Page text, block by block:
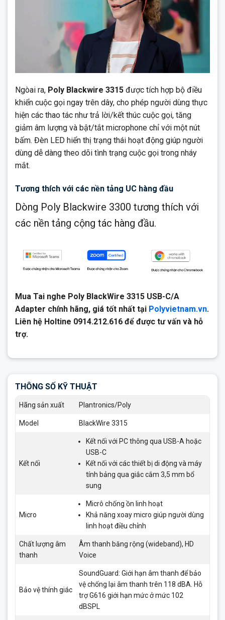
Ngòai ra, Poly Blackwire 3315 được tích hợp bộ điều
khiển cuộc gọi ngay trên dây, cho phép người dùng thực
hiện các thao tác như trả lời/kết thúc cuộc gọi, tăng
giảm âm lượng và bật/tắt microphone chỉ với một nút
bấm. Đèn LED hiển thị trạng thái hoạt động giúp người
dùng dễ dàng theo dõi tình trạng cuộc gọi trong nháy
mắt.
Tương thích với các nền tảng UC hàng đầu
Dòng Poly Blackwire 3300 tương thích với
các nền tảng cộng tác hàng đầu.
Mua Tai nghe Poly BlackWire 3315 USB-C/A
Adapter chính hãng, giá tốt nhất tại Polyvietnam.vn.
Liên hệ Holtine 0914.212.616 để được tư vấn và hỗ
trợ.
THÔNG SỐ KỸ THUẬT
Hãng sản xuất Plantronics/Poly
Model BlackWire 3315
Kết nối
Kết nối với PC thông qua USB-A hoặc
USB-C
Kết nối với các thiết bị di động và máy
tính bảng qua giắc cắm 3,5 mm bổ
sung
Micro
Micrô chống ồn linh hoạt
Khả năng xoay micro giúp người dùng
linh hoạt điều chỉnh
Chất lượng âm
thanh
Âm thanh băng rộng (wideband), HD
Voice
Bảo vệ thính giác
SoundGuard: Giới hạn âm thanh để bảo
vệ chống lại âm thanh trên 118 dBA. Hỗ
trợ G616 giới hạn mức ở mức 102
dBSPL